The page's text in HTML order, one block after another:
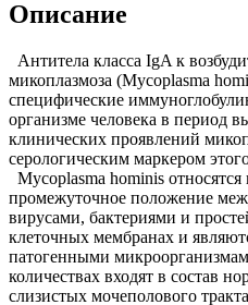
Описание
Антитела класса IgA к
микоплазмоза (Mycoplasma
специфические
организме человека в период
клинических проявлений
серологическим маркером
Mycoplasma hominis
промежуточное положение
вирусами, бактериями и
клеточных мембранах и
патогенными
количествах входят в состав
слизистых мочеполового